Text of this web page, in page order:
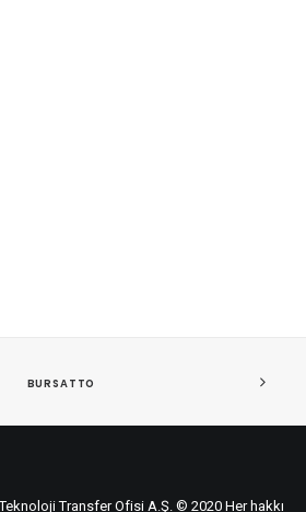
BURSATTO
Transfer Ofisi A.Ş. © 2020 Her hakkı